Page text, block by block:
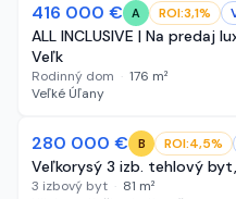
NOVÉ
416 000 € A ROI:3,1%
ALL INCLUSIVE | Na predaj
Veľk
Rodinný dom · 176 m²
Veľké Úľany
NOVÉ
280 000 € B ROI:4,5%
Veľkorysý 3 izb. tehlový
3 izbový byt · 81 m²